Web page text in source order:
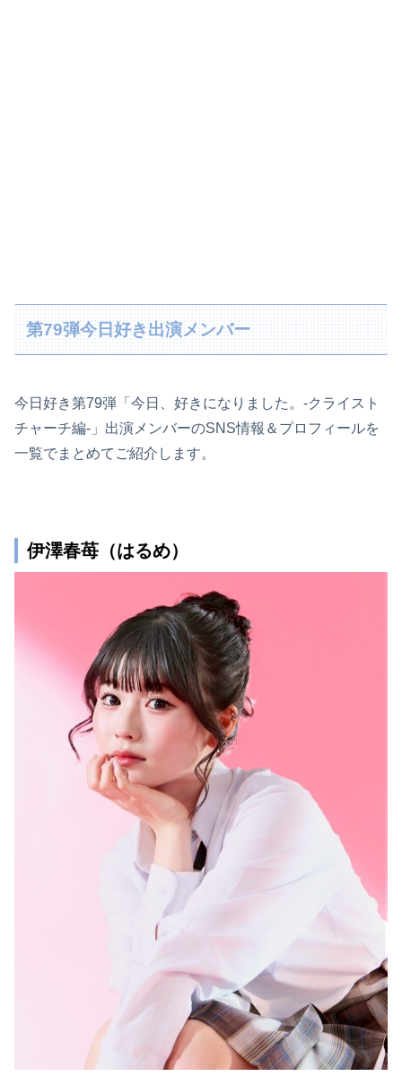
第79弾今日好き出演メンバー
今日好き第79弾「今日、好きになりました。-クライスト
チャーチ編-」出演メンバーのSNS情報＆プロフィールを
一覧でまとめてご紹介します。
伊澤春苺（はるめ）